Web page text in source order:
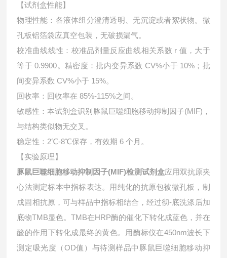
【试剂盒性能】
物理性能：各液体组分澄清透明、无沉淀或者絮状物。微
孔板铝箔袋应真空包装，无破损漏气。
校准曲线线性：校准品剂量反应曲线相关系数 r 值，大于
等于 0.9900。精密度：批内变异系数 CV%小于 10%；批
间变异系数 CV%小于 15%。
回收率：回收率在 85%-115%之间。
敏感性：本试剂盒识别 豚鼠巨噬细胞移动抑制因子(MIF)，
与结构类似物无交叉。
稳定性：2℃-8℃保存，有效期 6 个月。
【实验原理】
豚鼠巨噬细胞移动抑制因子(MIF)检测试剂盒应用双抗原夹
心法测定标本中指标表达。用纯化的抗原包被微孔板，制
成固相抗原，可与样品中指标相结合，经过彻-底洗涤后加
底物TMB显色。TMB在HRP酶的催化下转化成蓝色，并在
酸的作用下转化成最终的黄色。用酶标仪在450nm波长下
测定吸光度（OD值）与待测样品中 豚鼠巨噬细胞移动抑